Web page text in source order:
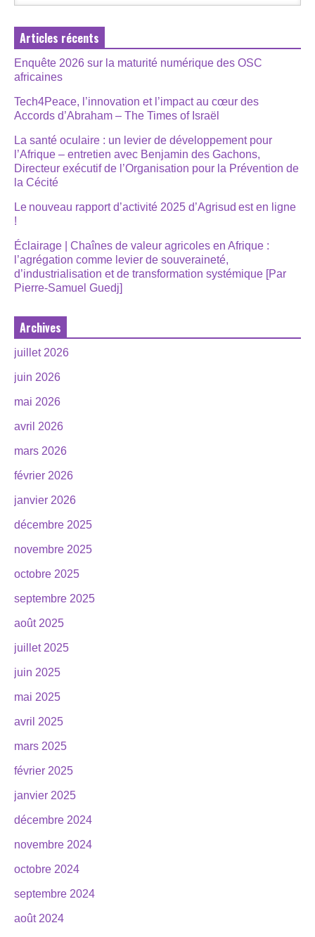
Articles récents
Enquête 2026 sur la maturité numérique des OSC
africaines
Tech4Peace, l’innovation et l’impact au cœur des
Accords d’Abraham – The Times of Israël
La santé oculaire : un levier de développement pour
l’Afrique – entretien avec Benjamin des Gachons,
Directeur exécutif de l’Organisation pour la Prévention de
la Cécité
Le nouveau rapport d’activité 2025 d’Agrisud est en ligne
!
Éclairage | Chaînes de valeur agricoles en Afrique :
l’agrégation comme levier de souveraineté,
d’industrialisation et de transformation systémique [Par
Pierre-Samuel Guedj]
Archives
juillet 2026
juin 2026
mai 2026
avril 2026
mars 2026
février 2026
janvier 2026
décembre 2025
novembre 2025
octobre 2025
septembre 2025
août 2025
juillet 2025
juin 2025
mai 2025
avril 2025
mars 2025
février 2025
janvier 2025
décembre 2024
novembre 2024
octobre 2024
septembre 2024
août 2024